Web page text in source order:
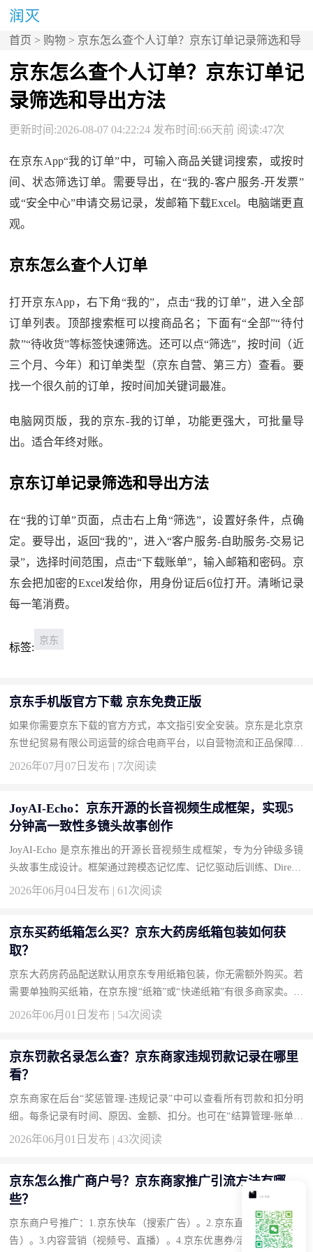
首页 > 购物 > 京东怎么查个人订单？京东订单记录筛选和导
京东怎么查个人订单？京东订单记
录筛选和导出方法
更新时间:2026-08-07 04:22:24 发布时间:66天前 阅读:47次
在京东App“我的订单”中，可输入商品关键词搜索，或按时
间、状态筛选订单。需要导出，在“我的-客户服务-开发票”
或“安全中心”申请交易记录，发邮箱下载Excel。电脑端更直
观。
京东怎么查个人订单
打开京东App，右下角“我的”，点击“我的订单”，进入全部
订单列表。顶部搜索框可以搜商品名；下面有“全部”“待付
款”“待收货”等标签快速筛选。还可以点“筛选”，按时间（近
三个月、今年）和订单类型（京东自营、第三方）查看。要
找一个很久前的订单，按时间加关键词最准。
电脑网页版，我的京东-我的订单，功能更强大，可批量导
出。适合年终对账。
京东订单记录筛选和导出方法
在“我的订单”页面，点击右上角“筛选”，设置好条件，点确
定。要导出，返回“我的”，进入“客户服务-自助服务-交易记
录”，选择时间范围，点击“下载账单”，输入邮箱和密码。京
东会把加密的Excel发给你，用身份证后6位打开。清晰记录
每一笔消费。
标签:
京东
京东手机版官方下载 京东免费正版
如果你需要京东下载的官方方式，本文指引安全安装。京东是北京京
东世纪贸易有限公司运营的综合电商平台，以自营物流和正品保障著
称。按此获取正版，畅享品质购物。 下载地址：京东官方下载 为...
2026年07月07日发布 | 7次阅读
JoyAI-Echo：京东开源的长音视频生成框架，实现5
分钟高一致性多镜头故事创作
JoyAI-Echo 是京东推出的开源长音视频生成框架，专为分钟级多镜
头故事生成设计。框架通过跨模态记忆库、记忆驱动后训练、Directo
r Agent 对话式编辑和轻量化实时超分四大技术创新，解决长视频...
2026年06月04日发布 | 61次阅读
京东买药纸箱怎么买？京东大药房纸箱包装如何获
取？
京东大药房药品配送默认用京东专用纸箱包装，你无需额外购买。若
需要单独购买纸箱，在京东搜“纸箱”或“快递纸箱”有很多商家卖。京
东自营也有“搬家纸箱”可购。买药时如需格外加固，下单备注“加
2026年06月01日发布 | 54次阅读
京东罚款名录怎么查？京东商家违规罚款记录在哪里
看？
京东商家在后台“奖惩管理-违规记录”中可以查看所有罚款和扣分明
细。每条记录有时间、原因、金额、扣分。也可在“结算管理-账单明
细”中查到扣款。如果对罚款有异议，在违规记录里点“申诉”。 京
2026年06月01日发布 | 43次阅读
京东怎么推广商户号？京东商家推广引流方法有哪
些？
京东商户号推广：1.京东快车（搜索广告）。2.京东直投（腾讯系广
告）。3.内容营销（视频号、直播）。4.京东优惠券/活动。5.京东联